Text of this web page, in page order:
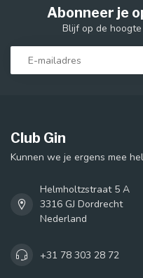
Abonneer je
Blijf op de
Club Gin
Kunnen we je ergens mee
Helmholtzstraat 5 A
3316 GJ Dordrecht
Nederland
+31 78 303 28 72